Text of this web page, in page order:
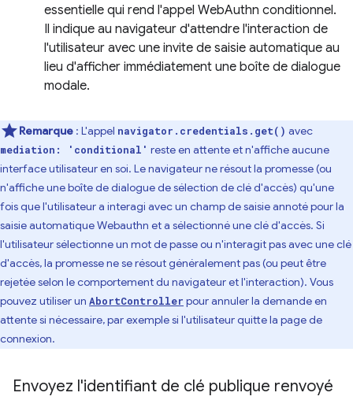
essentielle qui rend l'appel WebAuthn conditionnel.
Il indique au navigateur d'attendre l'interaction de
l'utilisateur avec une invite de saisie automatique au
lieu d'afficher immédiatement une boîte de dialogue
modale.
Remarque : L'appel navigator.credentials.get() avec
mediation: 'conditional' reste en attente et n'affiche aucune
interface utilisateur en soi. Le navigateur ne résout la promesse (ou
n'affiche une boîte de dialogue de sélection de clé d'accès) qu'une
fois que l'utilisateur a interagi avec un champ de saisie annoté pour la
saisie automatique Webauthn et a sélectionné une clé d'accès. Si
l'utilisateur sélectionne un mot de passe ou n'interagit pas avec une clé
d'accès, la promesse ne se résout généralement pas (ou peut être
rejetée selon le comportement du navigateur et l'interaction). Vous
pouvez utiliser un AbortController pour annuler la demande en
attente si nécessaire, par exemple si l'utilisateur quitte la page de
connexion.
Envoyez l'identifiant de clé publique renvoyé